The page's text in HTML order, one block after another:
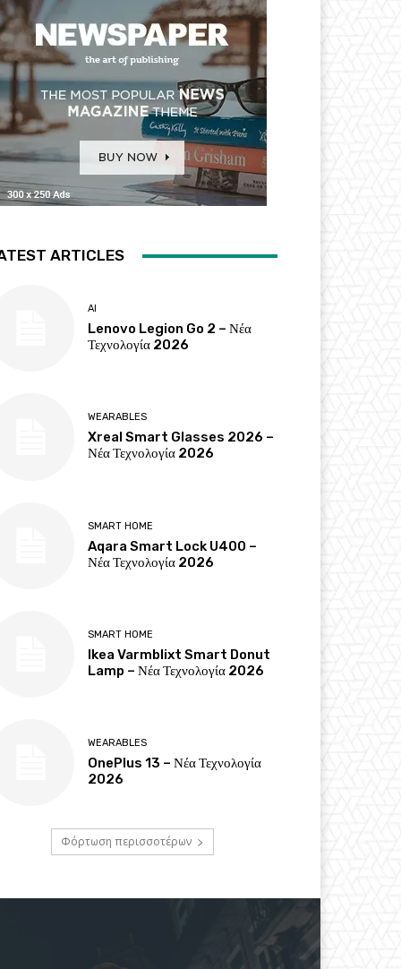
ARTICLES
AI
Lenovo Legion Go 2 – Νέα
Τεχνολογία 2026
WEARABLES
Xreal Smart Glasses 2026 –
Νέα Τεχνολογία 2026
SMART HOME
Aqara Smart Lock U400 –
Νέα Τεχνολογία 2026
SMART HOME
Ikea Varmblixt Smart Donut
Lamp – Νέα Τεχνολογία 2026
WEARABLES
OnePlus 13 – Νέα Τεχνολογία
2026
Φόρτωση περισσοτέρων